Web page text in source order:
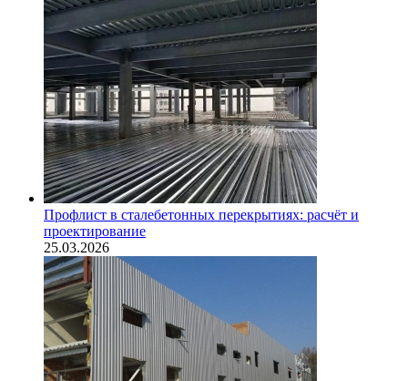
Профлист в сталебетонных перекрытиях: расчёт и
проектирование
25.03.2026